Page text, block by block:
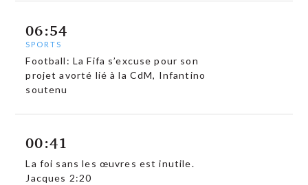
06:54
SPORTS
Football: La Fifa s’excuse pour son
projet avorté lié à la CdM, Infantino
soutenu
00:41
La foi sans les œuvres est inutile.
Jacques 2:20